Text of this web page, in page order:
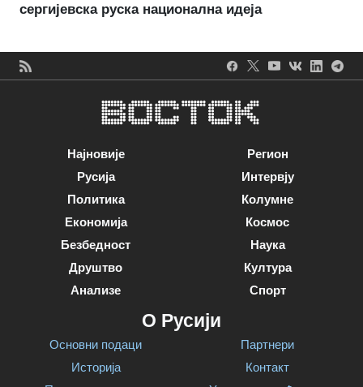
сергијевска руска национална идеја
Најновије
Русија
Политика
Економија
Безбедност
Друштво
Анализе
Регион
Интервју
Колумне
Космос
Наука
Култура
Спорт
О Русији
Основни подаци
Историја
Партнери
Контакт